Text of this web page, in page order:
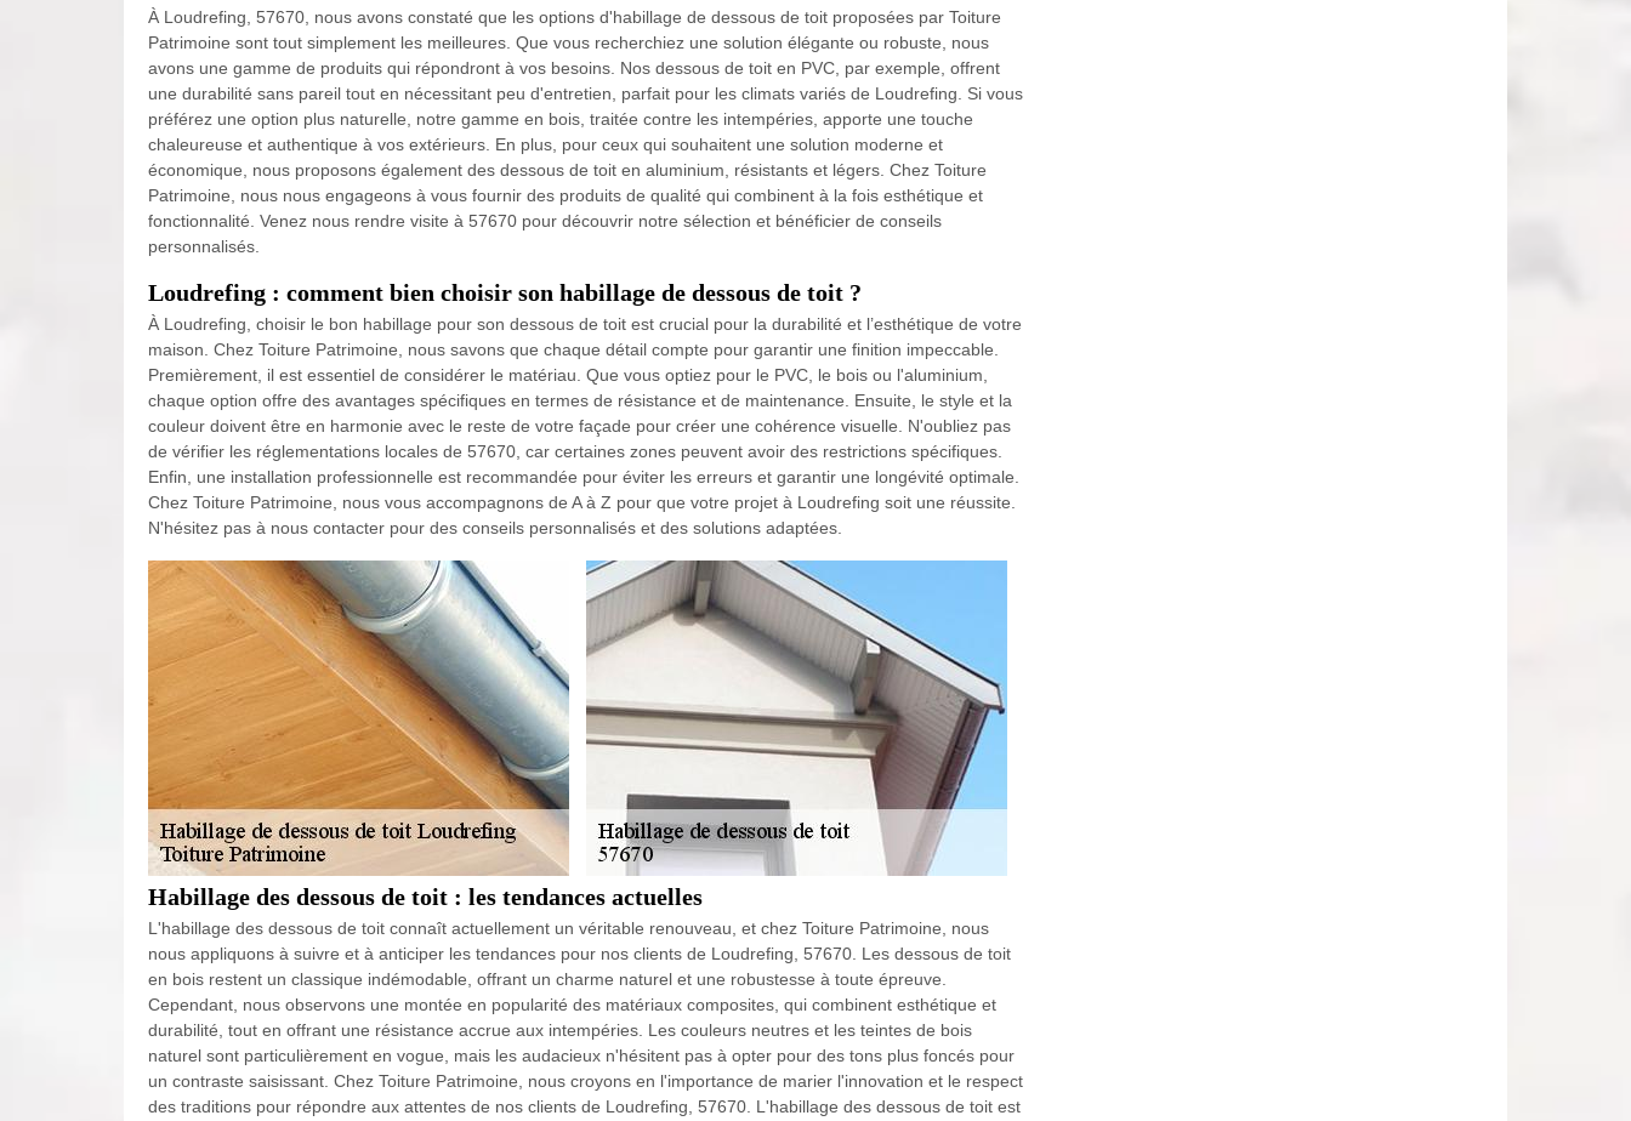
À Loudrefing, 57670, nous avons constaté que les options d'habillage de dessous de toit proposées par Toiture
Patrimoine sont tout simplement les meilleures. Que vous recherchiez une solution élégante ou robuste, nous
avons une gamme de produits qui répondront à vos besoins. Nos dessous de toit en PVC, par exemple, offrent
une durabilité sans pareil tout en nécessitant peu d'entretien, parfait pour les climats variés de Loudrefing. Si vous
préférez une option plus naturelle, notre gamme en bois, traitée contre les intempéries, apporte une touche
chaleureuse et authentique à vos extérieurs. En plus, pour ceux qui souhaitent une solution moderne et
économique, nous proposons également des dessous de toit en aluminium, résistants et légers. Chez Toiture
Patrimoine, nous nous engageons à vous fournir des produits de qualité qui combinent à la fois esthétique et
fonctionnalité. Venez nous rendre visite à 57670 pour découvrir notre sélection et bénéficier de conseils
personnalisés.
Loudrefing : comment bien choisir son habillage de dessous de toit ?
À Loudrefing, choisir le bon habillage pour son dessous de toit est crucial pour la durabilité et l’esthétique de votre
maison. Chez Toiture Patrimoine, nous savons que chaque détail compte pour garantir une finition impeccable.
Premièrement, il est essentiel de considérer le matériau. Que vous optiez pour le PVC, le bois ou l'aluminium,
chaque option offre des avantages spécifiques en termes de résistance et de maintenance. Ensuite, le style et la
couleur doivent être en harmonie avec le reste de votre façade pour créer une cohérence visuelle. N'oubliez pas
de vérifier les réglementations locales de 57670, car certaines zones peuvent avoir des restrictions spécifiques.
Enfin, une installation professionnelle est recommandée pour éviter les erreurs et garantir une longévité optimale.
Chez Toiture Patrimoine, nous vous accompagnons de A à Z pour que votre projet à Loudrefing soit une réussite.
N'hésitez pas à nous contacter pour des conseils personnalisés et des solutions adaptées.
Habillage des dessous de toit : les tendances actuelles
L'habillage des dessous de toit connaît actuellement un véritable renouveau, et chez Toiture Patrimoine, nous
nous appliquons à suivre et à anticiper les tendances pour nos clients de Loudrefing, 57670. Les dessous de toit
en bois restent un classique indémodable, offrant un charme naturel et une robustesse à toute épreuve.
Cependant, nous observons une montée en popularité des matériaux composites, qui combinent esthétique et
durabilité, tout en offrant une résistance accrue aux intempéries. Les couleurs neutres et les teintes de bois
naturel sont particulièrement en vogue, mais les audacieux n'hésitent pas à opter pour des tons plus foncés pour
un contraste saisissant. Chez Toiture Patrimoine, nous croyons en l'importance de marier l'innovation et le respect
des traditions pour répondre aux attentes de nos clients de Loudrefing, 57670. L'habillage des dessous de toit est